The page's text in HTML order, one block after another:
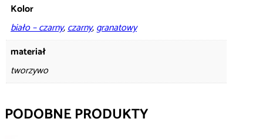
Kolor
biało – czarny,czarny,granatowy
materiał
tworzywo
PODOBNE PRODUKTY